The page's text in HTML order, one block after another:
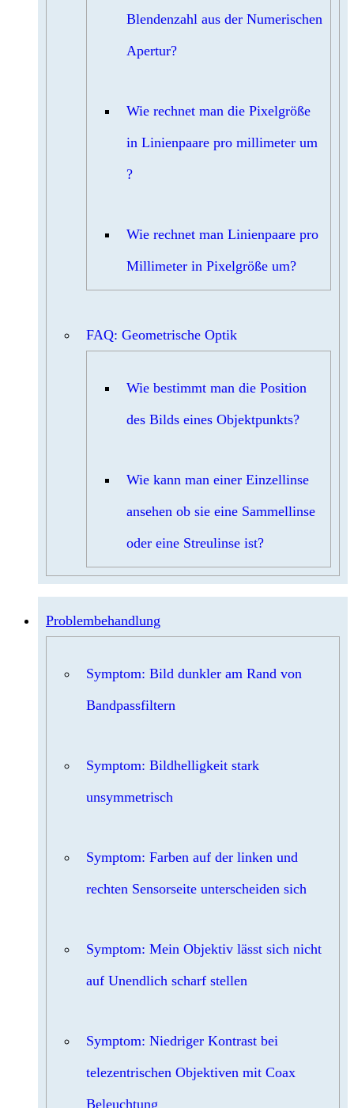
Blendenzahl aus der Numerischen
Apertur?
Wie rechnet man die Pixelgröße
in Linienpaare pro millimeter um
?
Wie rechnet man Linienpaare pro
Millimeter in Pixelgröße um?
FAQ: Geometrische Optik
Wie bestimmt man die Position
des Bilds eines Objektpunkts?
Wie kann man einer Einzellinse
ansehen ob sie eine Sammellinse
oder eine Streulinse ist?
Problembehandlung
Symptom: Bild dunkler am Rand von
Bandpassfiltern
Symptom: Bildhelligkeit stark
unsymmetrisch
Symptom: Farben auf der linken und
rechten Sensorseite unterscheiden sich
Symptom: Mein Objektiv lässt sich nicht
auf Unendlich scharf stellen
Symptom: Niedriger Kontrast bei
telezentrischen Objektiven mit Coax
Beleuchtung